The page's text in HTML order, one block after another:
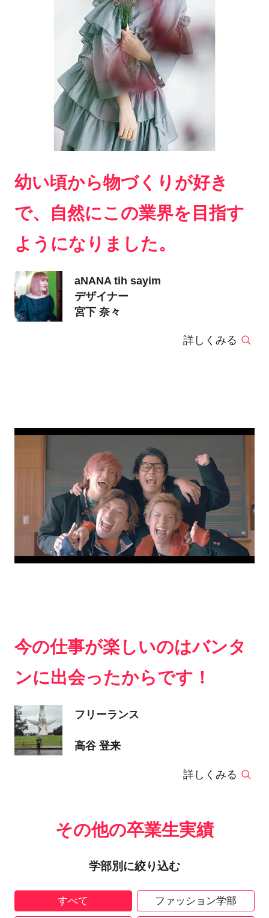
幼い頃から物づくりが好き
で、自然にこの業界を目指す
ようになりました。
aNANA tih sayim
デザイナー
宮下 奈々
詳しくみる
今の仕事が楽しいのはバンタ
ンに出会ったからです！
フリーランス
高谷 登来
詳しくみる
その他の卒業生実績
学部別に絞り込む
すべて ファッション学部